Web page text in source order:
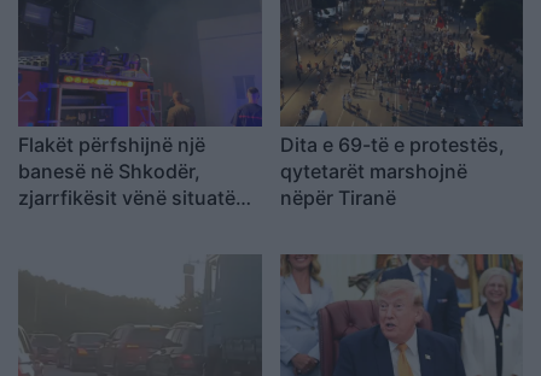
Flakët përfshijnë një
banesë në Shkodër,
zjarrfikësit vënë situatën
Dita e 69-të e protestës,
qytetarët marshojnë
nëpër Tiranë